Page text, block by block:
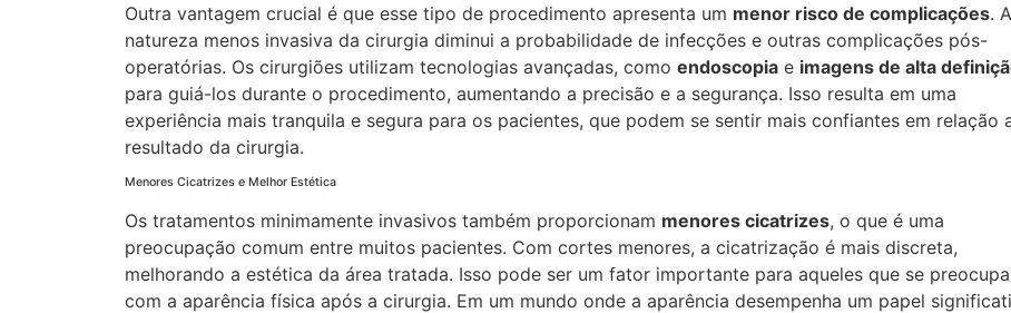
Outra vantagem crucial é que esse tipo de procedimento apresenta um menor risco de complicações. A
natureza menos invasiva da cirurgia diminui a probabilidade de infecções e outras complicações pós-
operatórias. Os cirurgiões utilizam tecnologias avançadas, como endoscopia e imagens de alta
para guiá-los durante o procedimento, aumentando a precisão e a segurança. Isso resulta em uma
experiência mais tranquila e segura para os pacientes, que podem se sentir mais confiantes em relação
resultado da cirurgia.
Menores Cicatrizes e Melhor Estética
Os tratamentos minimamente invasivos também proporcionam menores cicatrizes, o que é uma
preocupação comum entre muitos pacientes. Com cortes menores, a cicatrização é mais discreta,
melhorando a estética da área tratada. Isso pode ser um fator importante para aqueles que se
com a aparência física após a cirurgia. Em um mundo onde a aparência desempenha um papel